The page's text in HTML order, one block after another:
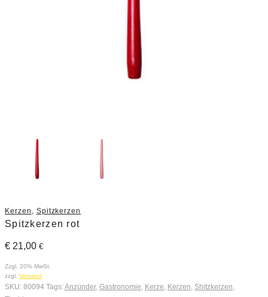
Kerzen Spitzkerzen
Spitzkerzen rot
€ 21,00 €
Zzgl. 20% MwSt.
zzgl. Versand
SKU: 80094 Tags:Anzünder, Gastronomie Kerze Kerzen Shitzkerzen